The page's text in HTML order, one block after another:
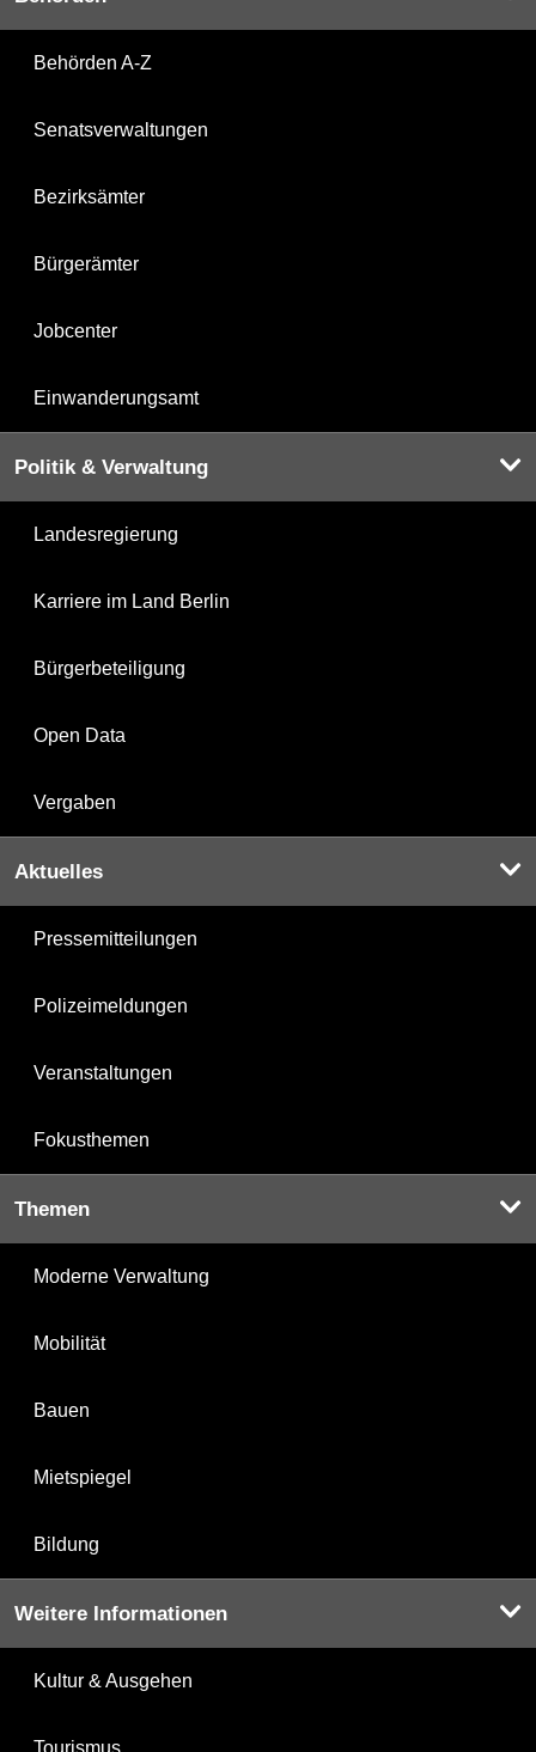
Behörden A-Z
Senatsverwaltungen
Bezirksämter
Bürgerämter
Jobcenter
Einwanderungsamt
Politik & Verwaltung
Landesregierung
Karriere im Land Berlin
Bürgerbeteiligung
Open Data
Vergaben
Aktuelles
Pressemitteilungen
Polizeimeldungen
Veranstaltungen
Fokusthemen
Themen
Moderne Verwaltung
Mobilität
Bauen
Mietspiegel
Bildung
Weitere Informationen
Kultur & Ausgehen
Tourismus